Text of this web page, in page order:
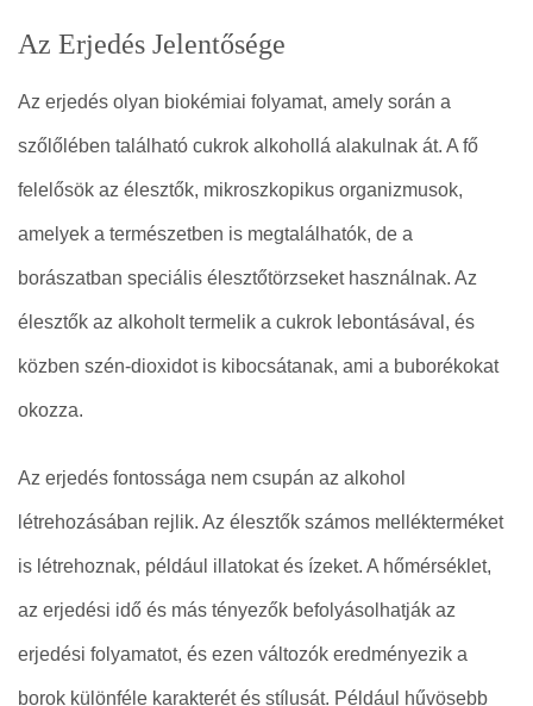
Az Erjedés Jelentősége
Az erjedés olyan biokémiai folyamat, amely során a
szőlőlében található cukrok alkohollá alakulnak át. A fő
felelősök az élesztők, mikroszkopikus organizmusok,
amelyek a természetben is megtalálhatók, de a
borászatban speciális élesztőtörzseket használnak. Az
élesztők az alkoholt termelik a cukrok lebontásával, és
közben szén-dioxidot is kibocsátanak, ami a buborékokat
okozza.
Az erjedés fontossága nem csupán az alkohol
létrehozásában rejlik. Az élesztők számos mellékterméket
is létrehoznak, például illatokat és ízeket. A hőmérséklet,
az erjedési idő és más tényezők befolyásolhatják az
erjedési folyamatot, és ezen változók eredményezik a
borok különféle karakterét és stílusát. Például hűvösebb